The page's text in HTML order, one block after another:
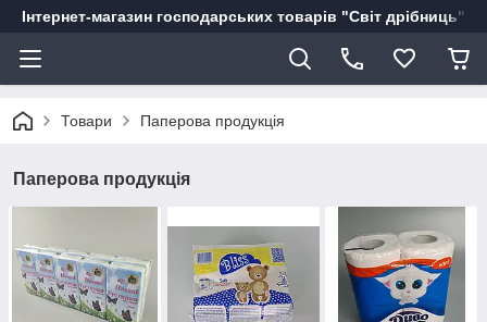
Інтернет-магазин господарських товарів "Світ дрібниць"
Товари Паперова продукція
Паперова продукція